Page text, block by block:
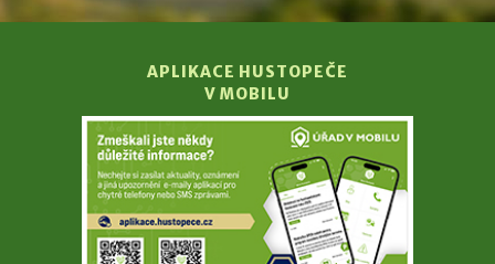
APLIKACE HUSTOPEČE
V MOBILU